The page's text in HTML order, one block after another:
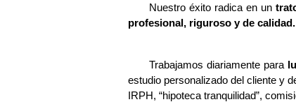
Nuestro éxito radica en un
profesional, riguroso y de calidad.
Trabajamos diariamente para
estudio personalizado del cliente y
IRPH, “hipoteca tranquilidad”,